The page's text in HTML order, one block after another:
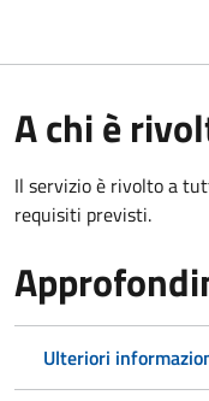
A chi è
Il servizio è rivolto a
requisiti previsti.
Ulteriori